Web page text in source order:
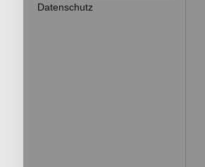
Datenschutz